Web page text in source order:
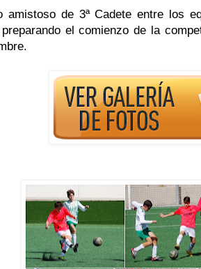
amistoso de 3ª Cadete entre los
el comienzo de la